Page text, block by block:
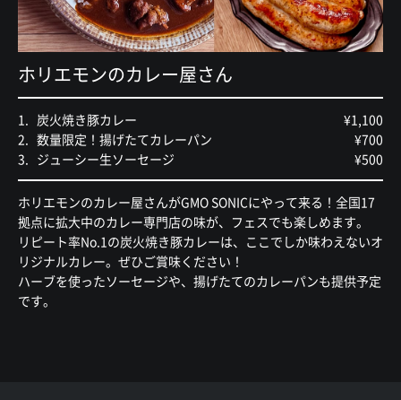
ホリエモンのカレー屋さん
炭火焼き豚カレー
¥1,100
数量限定！揚げたてカレーパン
¥700
ジューシー生ソーセージ
¥500
ホリエモンのカレー屋さんがGMO SONICにやって来る！全国17
拠点に拡大中のカレー専門店の味が、フェスでも楽しめます。
リピート率No.1の炭火焼き豚カレーは、ここでしか味わえないオ
リジナルカレー。ぜひご賞味ください！
ハーブを使ったソーセージや、揚げたてのカレーパンも提供予定
です。